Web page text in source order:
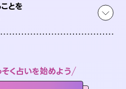
とを
く占いを始めよう